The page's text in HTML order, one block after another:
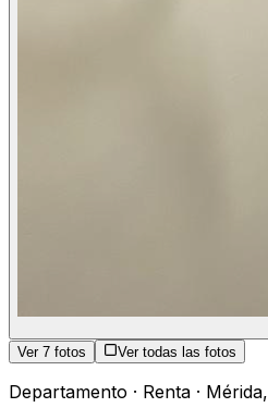
Ver 7 fotos Ver todas las fotos
Departamento · Renta · Mérida,